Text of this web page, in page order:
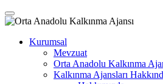
Kurumsal
Mevzuat
Orta Anadolu Kalkınma
Kalkınma Ajansları